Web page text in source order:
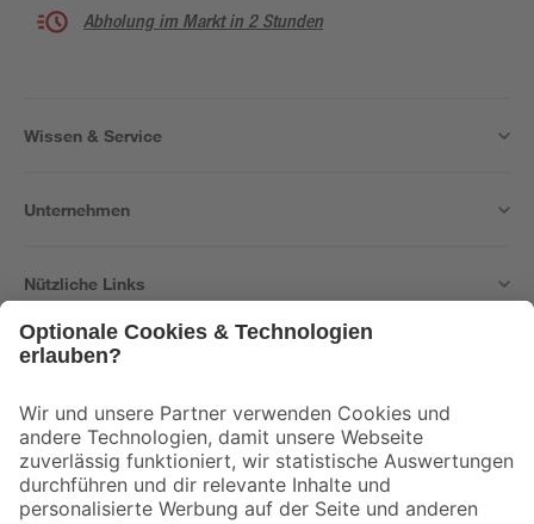
Abholung im Markt in 2 Stunden
Wissen & Service
Unternehmen
Nützliche Links
Der toom Newsletter: Keine Angebote und Aktionen mehr verpassen!
Zur Newsletter Anmeldung